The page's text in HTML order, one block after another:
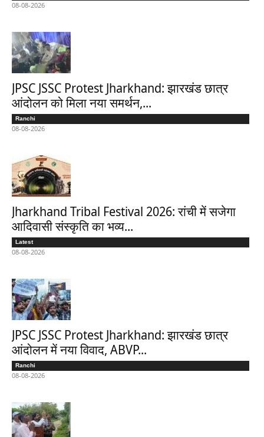
08-08-2026
JPSC JSSC Protest Jharkhand: झारखंड छात्र
आंदोलन को मिला नया समर्थन,...
Ranchi
08-08-2026
Jharkhand Tribal Festival 2026: रांची में सजेगा
आदिवासी संस्कृति का भव्य...
Latest
08-08-2026
JPSC JSSC Protest Jharkhand: झारखंड छात्र
आंदोलन में नया विवाद, ABVP...
Ranchi
08-08-2026